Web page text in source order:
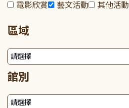
電影欣賞
藝文活動 其他活動
區域
館別